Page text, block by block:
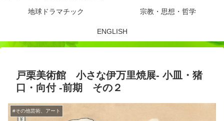
地球ドラマチック 宗教・思想・哲学
ENGLISH
戸栗美術館 小さな伊万里焼展- 小皿・猪
口・向付 -前期 その２
#その他芸術、アート